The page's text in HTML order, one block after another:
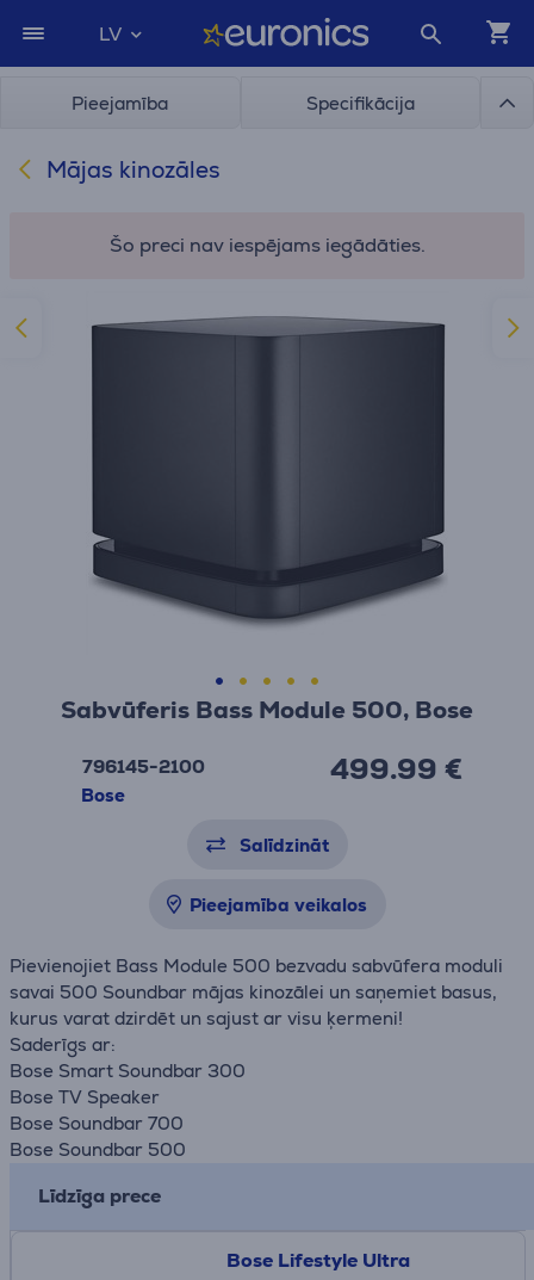
LV
Pieejamība Specifikācija
Mājas kinozāles
Šo preci nav iespējams iegādāties.
Sabvūferis Bass Module 500, Bose
796145-2100
Bose
499.99 €
Salīdzināt
Pieejamība veikalos
Pievienojiet Bass Module 500 bezvadu sabvūfera moduli
savai 500 Soundbar mājas kinozālei un saņemiet basus,
kurus varat dzirdēt un sajust ar visu ķermeni!
Saderīgs ar:
Bose Smart Soundbar 300
Bose TV Speaker
Bose Soundbar 700
Bose Soundbar 500
Līdzīga prece
Bose Lifestyle Ultra